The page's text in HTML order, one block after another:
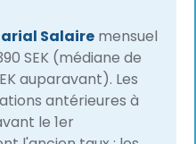
Salaire mensuel
SEK (médiane de
auparavant). Les
antérieures à
le 1er